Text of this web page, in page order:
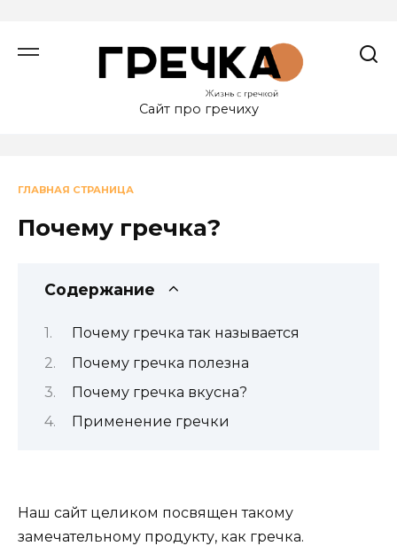
Сайт про гречиху
ГЛАВНАЯ СТРАНИЦА
Почему гречка?
Содержание
Почему гречка так называется
Почему гречка полезна
Почему гречка вкусна?
Применение гречки
Наш сайт целиком посвящен такому
замечательному продукту, как гречка.